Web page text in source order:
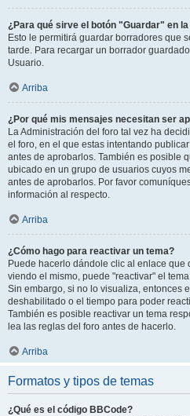
¿Para qué sirve el botón "Guardar" en
Esto le permitirá guardar borradores que
tarde. Para recargar un borrador
Usuario.
Arriba
¿Por qué mis mensajes necesitan ser
La Administración del foro tal vez ha
el foro, en el que estas intentando
antes de aprobarlos. También es posible
ubicado en un grupo de usuarios cuyos
antes de aprobarlos. Por favor
información al respecto.
Arriba
¿Cómo hago para reactivar un tema?
Puede hacerlo dándole clic al enlace que
viendo el mismo, puede "reactivar" el
Sin embargo, si no lo visualiza, entonces
deshabilitado o el tiempo para poder
También es posible reactivar un tema
lea las reglas del foro antes de hacerlo.
Arriba
Formatos y tipos de temas
¿Qué es el código BBCode?